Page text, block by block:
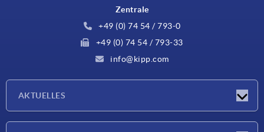
Zentrale
+49 (0) 74 54 / 793-0
+49 (0) 74 54 / 793-33
info@kipp.com
AKTUELLES